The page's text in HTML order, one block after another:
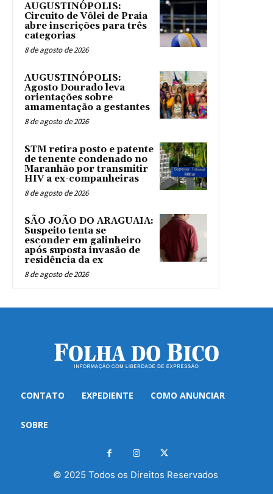
AUGUSTINÓPOLIS:
Circuito de Vôlei de Praia
abre inscrições para três
categorias
8 de agosto de 2026
AUGUSTINÓPOLIS:
Agosto Dourado leva
orientações sobre
amamentação a gestantes
8 de agosto de 2026
STM retira posto e patente
de tenente condenado no
Maranhão por transmitir
HIV a ex-companheiras
8 de agosto de 2026
SÃO JOÃO DO ARAGUAIA:
Suspeito tenta se
esconder em galinheiro
após suposta invasão de
residência da ex
8 de agosto de 2026
CONTATO EXPEDIENTE COMO ANUNCIAR
SOBRE
© 2025 Todos os Direitos Reservados